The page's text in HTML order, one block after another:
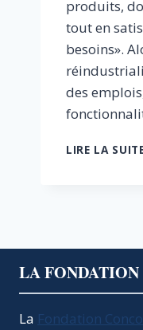
produits,
tout en
besoins».
des
LIRE LA
LA FONDATION
La Fondation